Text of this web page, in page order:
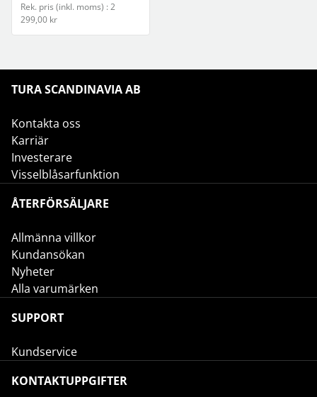
Rek. pris (inkl. moms) : 2
299,00 kr
TURA SCANDINAVIA AB
Kontakta oss
Karriär
Investerare
Visselblåsarfunktion
ÅTERFÖRSÄLJARE
Allmänna villkor
Kundansökan
Nyheter
Alla varumärken
SUPPORT
Kundservice
KONTAKTUPPGIFTER